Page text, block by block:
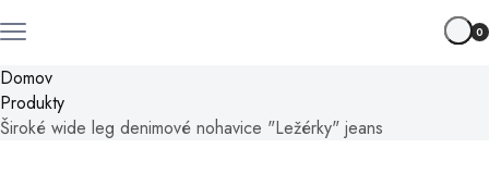
0
Domov
Produkty
Široké wide leg denimové nohavice "Ležérky" jeans